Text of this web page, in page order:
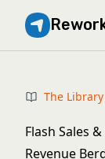
The Library
Flash Sales
Revenue